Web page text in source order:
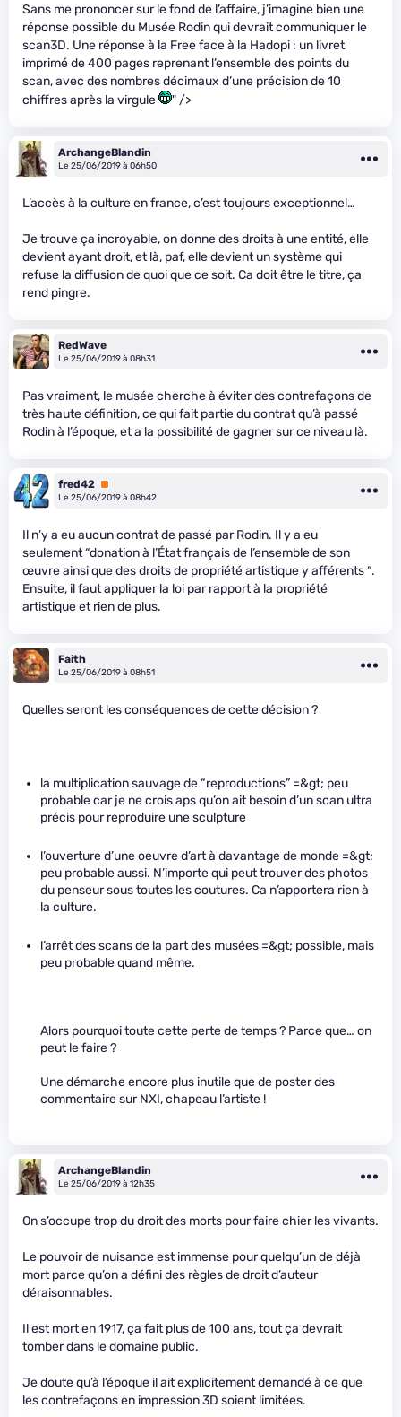
Sans me prononcer sur le fond de l’affaire, j’imagine bien une
réponse possible du Musée Rodin qui devrait communiquer le
scan3D. Une réponse à la Free face à la Hadopi : un livret
imprimé de 400 pages reprenant l’ensemble des points du
scan, avec des nombres décimaux d’une précision de 10
chiffres après la virgule
" />
ArchangeBlandin
Le 25/06/2019 à 06h50
L’accès à la culture en france, c’est toujours exceptionnel…
Je trouve ça incroyable, on donne des droits à une entité, elle
devient ayant droit, et là, paf, elle devient un système qui
refuse la diffusion de quoi que ce soit. Ca doit être le titre, ça
rend pingre.
RedWave
Le 25/06/2019 à 08h31
Pas vraiment, le musée cherche à éviter des contrefaçons de
très haute définition, ce qui fait partie du contrat qu’à passé
Rodin à l’époque, et a la possibilité de gagner sur ce niveau là.
fred42 Premium
Le 25/06/2019 à 08h42
Il n’y a eu aucun contrat de passé par Rodin. Il y a eu
seulement “donation à l’État français de l’ensemble de son
œuvre ainsi que des droits de propriété artistique y afférents “.
Ensuite, il faut appliquer la loi par rapport à la propriété
artistique et rien de plus.
Faith
Le 25/06/2019 à 08h51
Quelles seront les conséquences de cette décision ?
la multiplication sauvage de “reproductions” =&gt; peu
probable car je ne crois aps qu’on ait besoin d’un scan ultra
précis pour reproduire une sculpture
l’ouverture d’une oeuvre d’art à davantage de monde =&gt;
peu probable aussi. N’importe qui peut trouver des photos
du penseur sous toutes les coutures. Ca n’apportera rien à
la culture.
l’arrêt des scans de la part des musées =&gt; possible, mais
peu probable quand même.
Alors pourquoi toute cette perte de temps ? Parce que… on
peut le faire ?
Une démarche encore plus inutile que de poster des
commentaire sur NXI, chapeau l’artiste !
ArchangeBlandin
Le 25/06/2019 à 12h35
On s’occupe trop du droit des morts pour faire chier les vivants.
Le pouvoir de nuisance est immense pour quelqu’un de déjà
mort parce qu’on a défini des règles de droit d’auteur
déraisonnables.
Il est mort en 1917, ça fait plus de 100 ans, tout ça devrait
tomber dans le domaine public.
Je doute qu’à l’époque il ait explicitement demandé à ce que
les contrefaçons en impression 3D soient limitées.